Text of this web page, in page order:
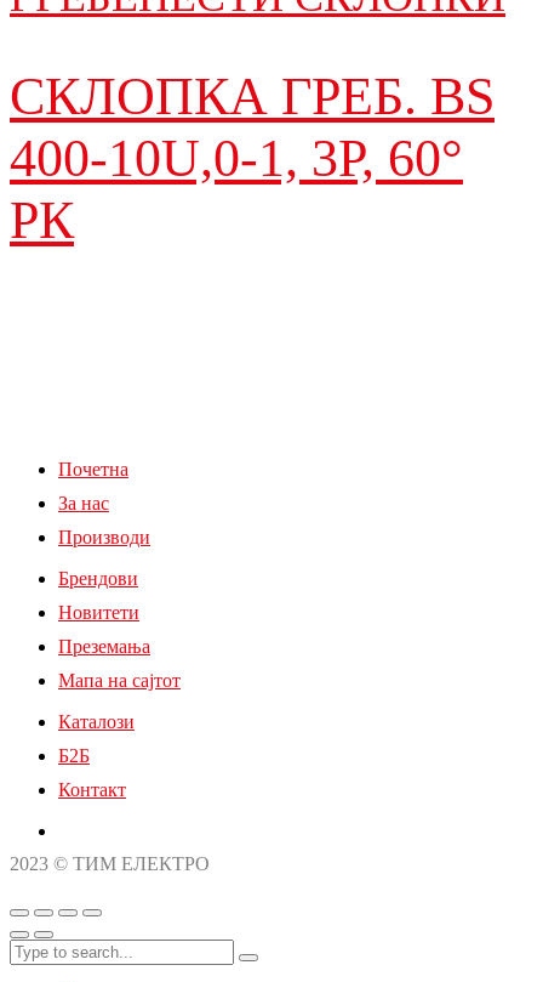
СКЛОПКА ГРЕБ. BS
400-10U,0-1, 3P, 60°
РК
Почетна
За нас
Производи
Брендови
Новитети
Преземања
Мапа на сајтот
Каталози
Б2Б
Контакт
2023 © ТИМ ЕЛЕКТРО